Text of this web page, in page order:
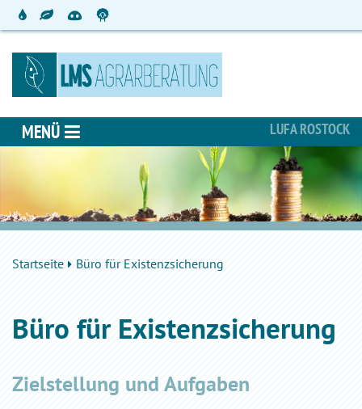
MENÜ LUFA ROSTOCK
Startseite Büro für Existenzsicherung
Büro für Existenzsicherung
Zielstellung und Aufgaben